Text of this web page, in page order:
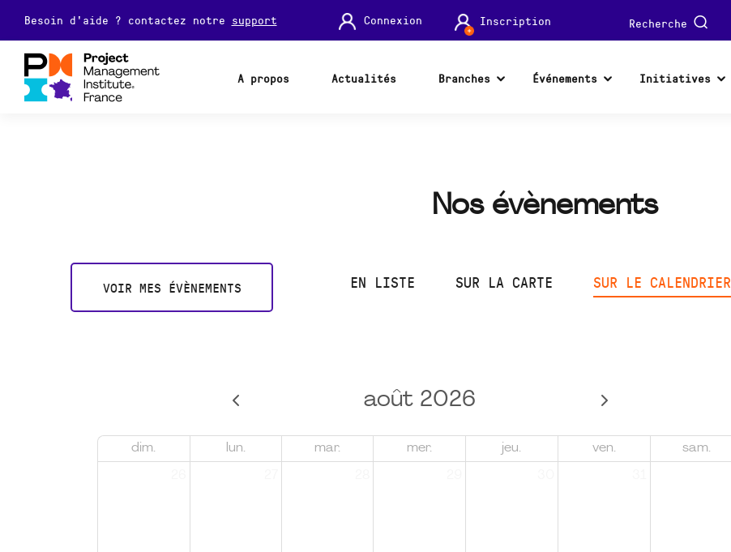
Besoin d'aide ? contactez notre support Connexion Inscription Recherche
A propos Actualités Branches Événements Initiatives
Nos évènements
VOIR MES ÉVÈNEMENTS EN LISTE SUR LA CARTE SUR LE CALENDRIER
août 2026
dim. lun. mar. mer. jeu. ven. sam.